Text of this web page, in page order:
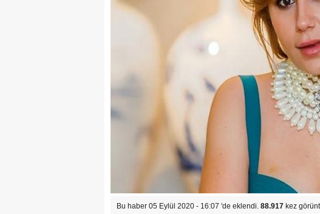
Bu haber 05 Eylül 2020 - 16:07 'de eklendi. 88.917 kez